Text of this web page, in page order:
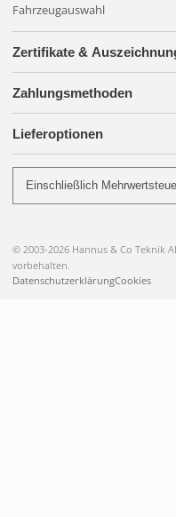
Fahrzeugauswahl
Zertifikate &
Zahlungsmethoden
Lieferoptionen
© 2003-2026 Hannus & Co Teknik
vorbehalten.
DatenschutzerklärungCookies